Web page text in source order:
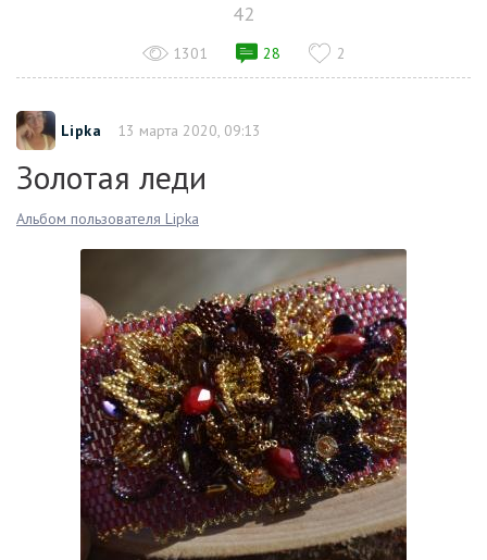
42
1301 28 2
Lipka 13 марта 2020, 09:13
Золотая леди
Альбом пользователя Lipka